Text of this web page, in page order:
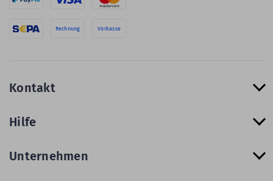
Rechnung Vorkasse
Kontakt
Hilfe
Unternehmen